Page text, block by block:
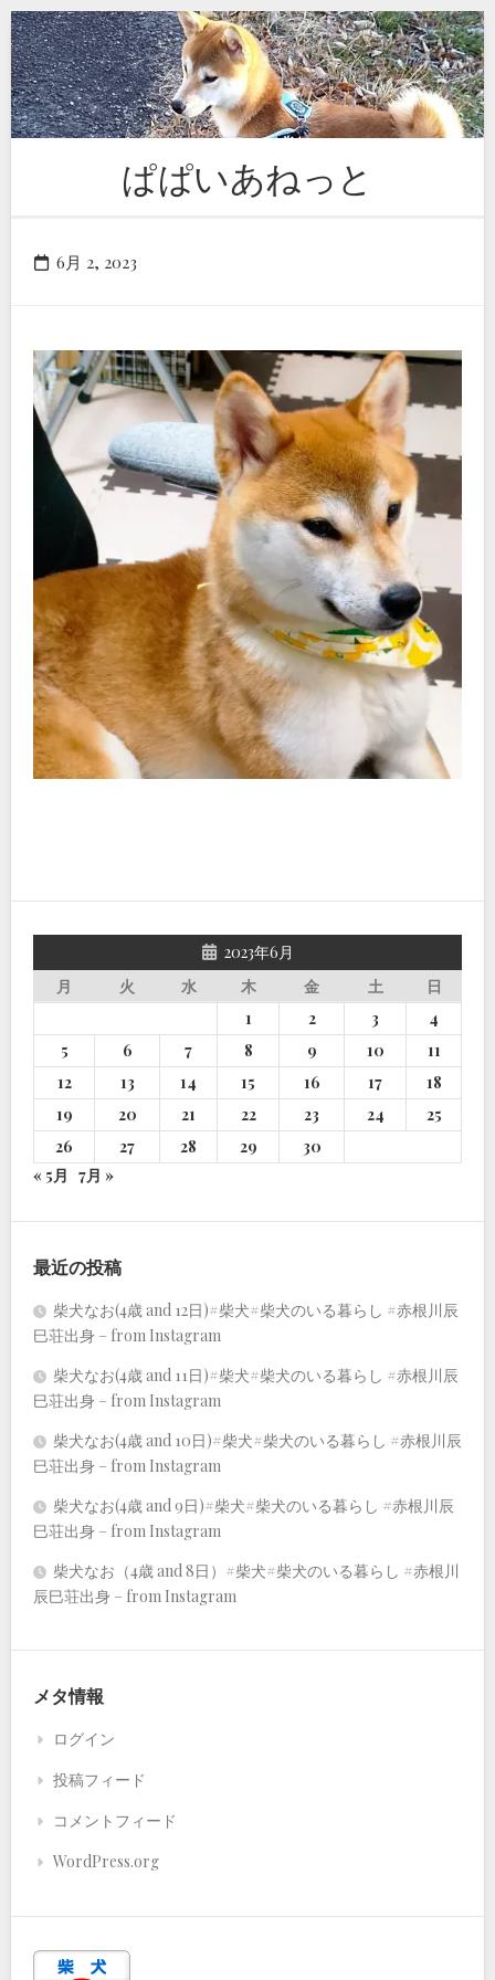
Skip
to
content
ぱぱいあねっと
6月 2, 2023
2023年6月
月
火 水 木 金 土
日
1
2 3
4
5
6 7 8 9 10
11
12
13 14 15 16 17
18
19
20 21 22 23 24
25
26
27 28 29
30
« 5月 7月 »
最近の投稿
柴犬なお(4歳 and 12日)#柴犬#柴犬のいる暮らし #赤根川辰
巳荘出身 – from Instagram
柴犬なお(4歳 and 11日)#柴犬#柴犬のいる暮らし #赤根川辰
巳荘出身 – from Instagram
柴犬なお(4歳 and 10日)#柴犬#柴犬のいる暮らし #赤根川辰
巳荘出身 – from Instagram
柴犬なお(4歳 and 9日)#柴犬#柴犬のいる暮らし #赤根川辰
巳荘出身 – from Instagram
柴犬なお（4歳 and 8日）#柴犬#柴犬のいる暮らし #赤根川
辰巳荘出身 – from Instagram
メタ情報
ログイン
投稿フィード
コメントフィード
WordPress.org